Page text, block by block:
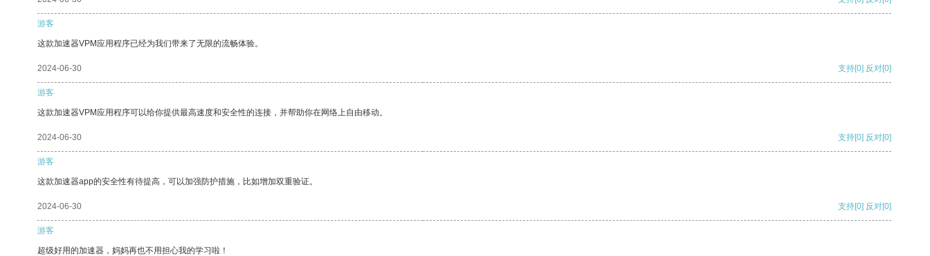
游客
这款加速器VPM应用程序已经为我们带来了无限的流畅体验。
2024-06-30 支持[0] 反对[0]
游客
这款加速器VPM应用程序可以给你提供最高速度和安全性的连接，并帮助你在网络上自由移动。
2024-06-30 支持[0] 反对[0]
游客
这款加速器app的安全性有待提高，可以加强防护措施，比如增加双重验证。
2024-06-30 支持[0] 反对[0]
游客
超级好用的加速器，妈妈再也不用担心我的学习啦！